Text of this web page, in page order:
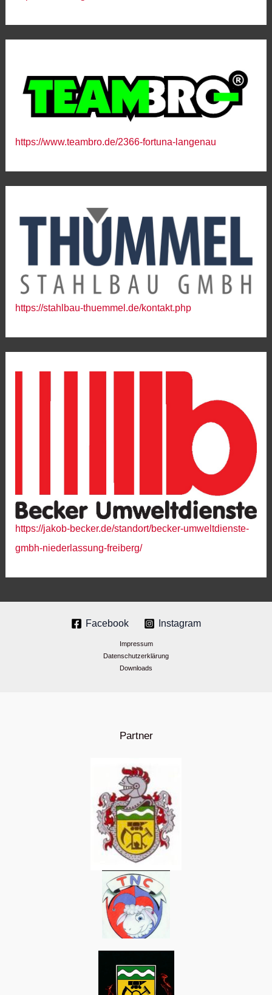
https://www.teambro.de/2366-fortuna-langenau
https://stahlbau-thuemmel.de/kontakt.php
https://jakob-becker.de/standort/becker-umweltdienste-
gmbh-niederlassung-freiberg/
Facebook Instagram
Impressum
Datenschutzerklärung
Downloads
Partner